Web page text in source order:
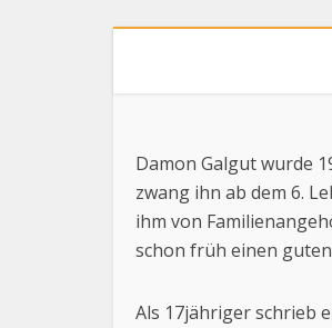
Damon Galgut wurde
zwang ihn ab dem 6.
ihm von
schon früh einen
Als 17jähriger schrieb